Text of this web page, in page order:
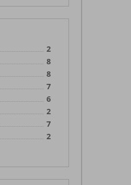
2
8
8
7
6
2
7
2